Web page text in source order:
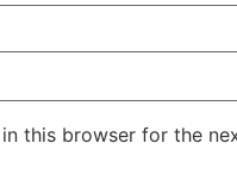
this browser for the